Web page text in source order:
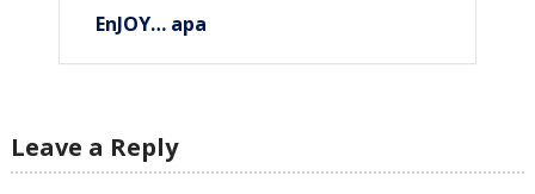
EnJOY… apa
Leave a Reply